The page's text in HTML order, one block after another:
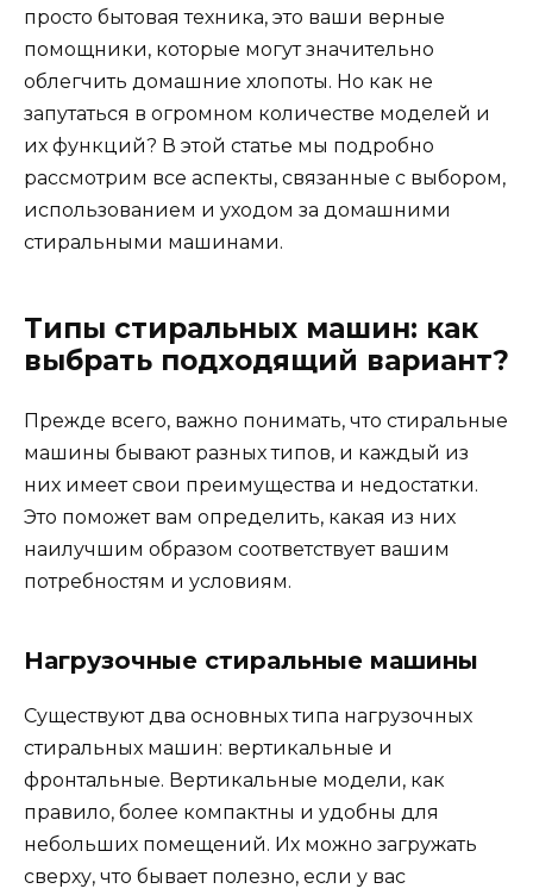
просто бытовая техника, это ваши верные
помощники, которые могут значительно
облегчить домашние хлопоты. Но как не
запутаться в огромном количестве моделей и
их функций? В этой статье мы подробно
рассмотрим все аспекты, связанные с выбором,
использованием и уходом за домашними
стиральными машинами.
Типы стиральных машин: как
выбрать подходящий вариант?
Прежде всего, важно понимать, что стиральные
машины бывают разных типов, и каждый из
них имеет свои преимущества и недостатки.
Это поможет вам определить, какая из них
наилучшим образом соответствует вашим
потребностям и условиям.
Нагрузочные стиральные машины
Существуют два основных типа нагрузочных
стиральных машин: вертикальные и
фронтальные. Вертикальные модели, как
правило, более компактны и удобны для
небольших помещений. Их можно загружать
сверху, что бывает полезно, если у вас